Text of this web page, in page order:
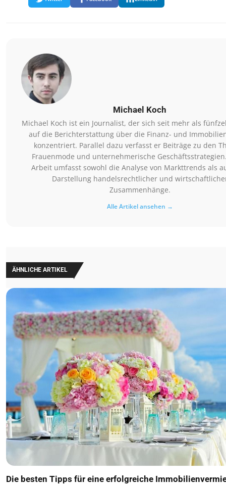
Michael Koch
Michael Koch ist ein Journalist, der sich seit mehr als
auf die Berichterstattung über die Finanz- und
konzentriert. Parallel dazu verfasst er Beiträge zu den
Frauenmode und unternehmerische
Arbeit umfasst sowohl die Analyse von Markttrends als
Darstellung handelsrechtlicher und
Zusammenhänge.
Alle Artikel ansehen →
ÄHNLICHE ARTIKEL
Die besten Tipps für eine erfolgreiche